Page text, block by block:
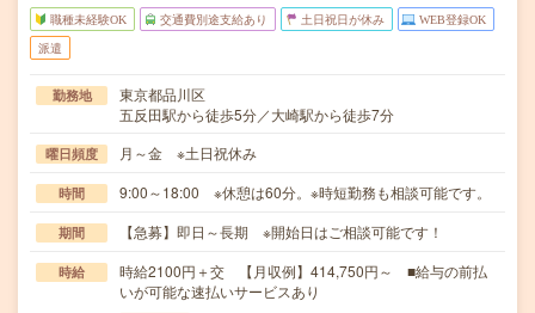
職種未経験OK 交通費別途支給あり 土日祝日が休み WEB登録OK
派遣
勤務地
東京都品川区
五反田駅から徒歩5分／大崎駅から徒歩7分
曜日頻度 月～金 ※土日祝休み
時間 9:00～18:00 ※休憩は60分。※時短勤務も相談可能です。
期間 【急募】即日～長期 ※開始日はご相談可能です！
時給
時給2100円＋交 【月収例】414,750円～ ■給与の前払
いが可能な速払いサービスあり